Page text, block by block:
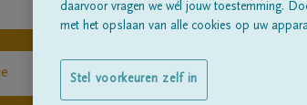
daarvoor vragen we wél jouw toestemming.
met het opslaan van alle cookies op uw
Stel voorkeuren zelf in